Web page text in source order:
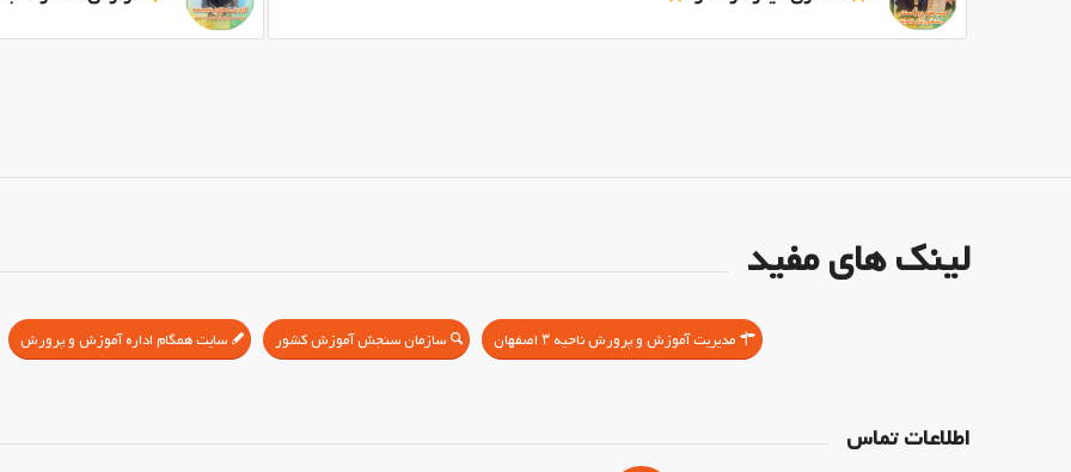
لینک های مفید
مدیریت آموزش و پرورش ناحیه ۳ اصفهان سازمان سنجش آموزش کشور سایت همگام اداره آموزش و پرورش
اطلاعات تماس